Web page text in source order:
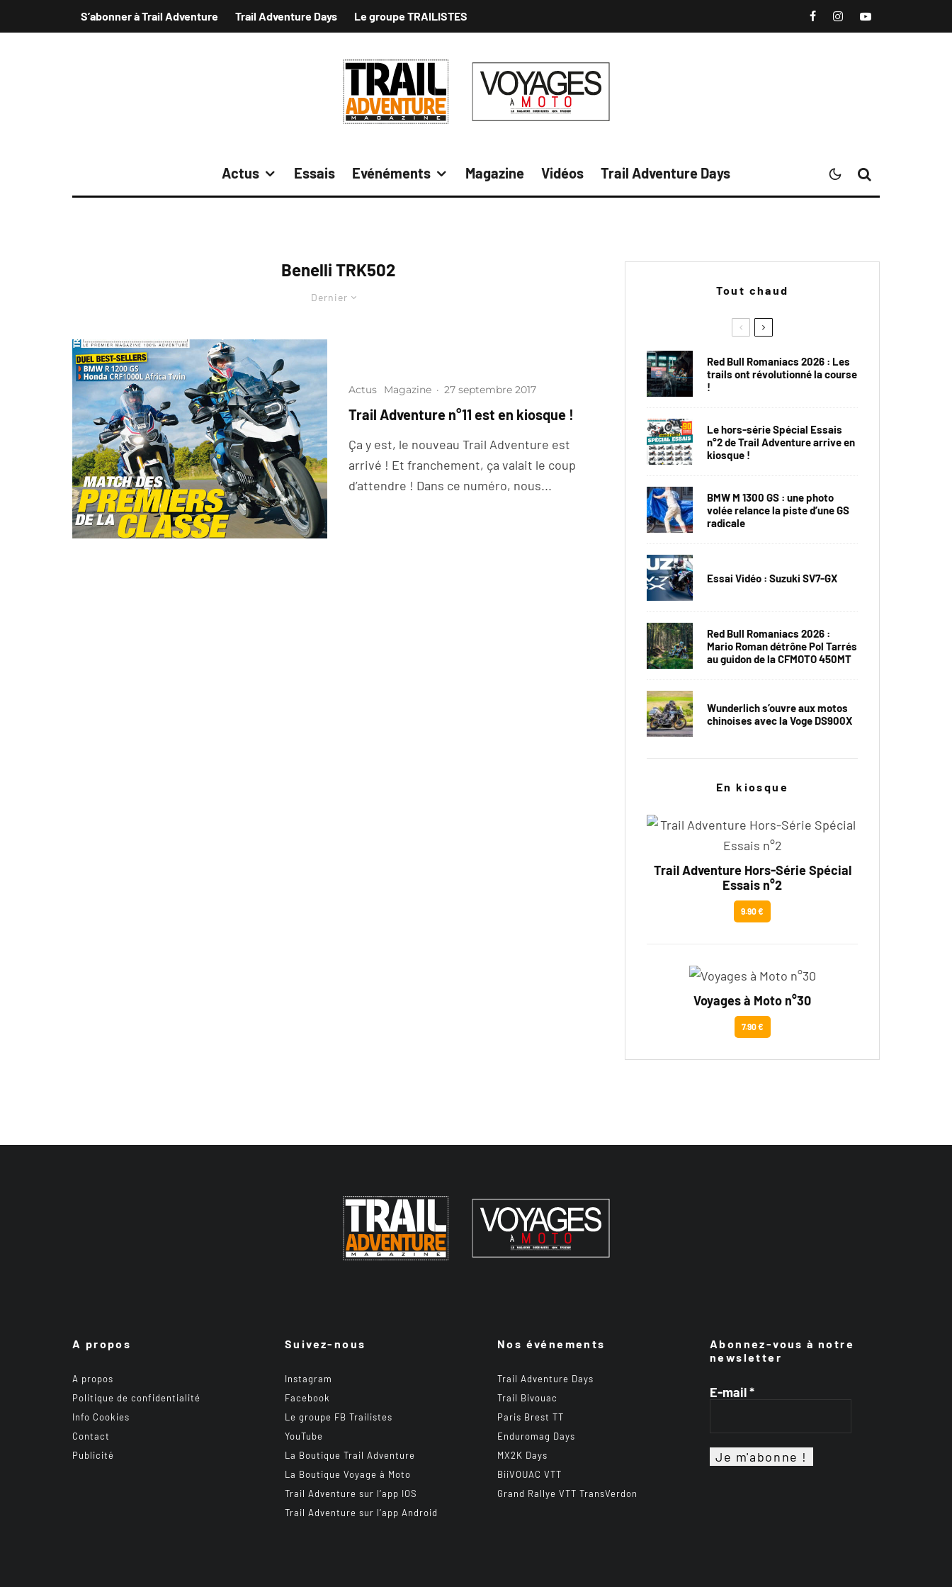
S’abonner à Trail Adventure Trail Adventure Days Le groupe TRAILISTES
Actus Essais Evénéments Magazine Vidéos Trail Adventure Days
Benelli TRK502
Dernier
Actus Magazine · 27 septembre 2017
Trail Adventure n°11 est en kiosque !
Ça y est, le nouveau Trail Adventure est
arrivé ! Et franchement, ça valait le coup
d’attendre ! Dans ce numéro, nous...
Tout chaud
Red Bull Romaniacs 2026 : Les
trails ont révolutionné la course
!
Le hors-série Spécial Essais
n°2 de Trail Adventure arrive en
kiosque !
BMW M 1300 GS : une photo
volée relance la piste d’une GS
radicale
Essai Vidéo : Suzuki SV7-GX
Red Bull Romaniacs 2026 :
Mario Roman détrône Pol Tarrés
au guidon de la CFMOTO 450MT
Wunderlich s’ouvre aux motos
chinoises avec la Voge DS900X
En kiosque
Trail Adventure Hors-Série Spécial
Essais n°2
9.90 €
Voyages à Moto n°30
7.90 €
A propos
A propos
Politique de confidentialité
Info Cookies
Contact
Publicité
Suivez-nous
Instagram
Facebook
Le groupe FB Trailistes
YouTube
La Boutique Trail Adventure
La Boutique Voyage à Moto
Trail Adventure sur l’app IOS
Trail Adventure sur l’app Android
Nos événements
Trail Adventure Days
Trail Bivouac
Paris Brest TT
Enduromag Days
MX2K Days
BiiVOUAC VTT
Grand Rallye VTT TransVerdon
Abonnez-vous à notre
newsletter
E-mail*